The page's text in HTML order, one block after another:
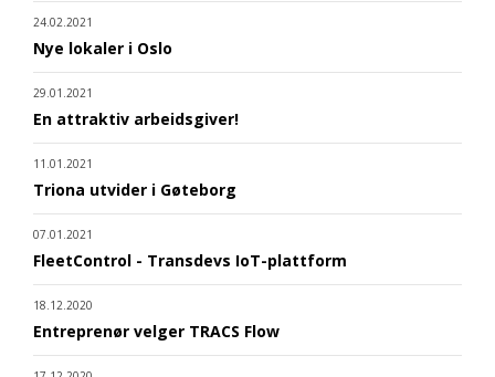
24.02.2021
Nye lokaler i Oslo
29.01.2021
En attraktiv arbeidsgiver!
11.01.2021
Triona utvider i Gøteborg
07.01.2021
FleetControl - Transdevs IoT-plattform
18.12.2020
Entreprenør velger TRACS Flow